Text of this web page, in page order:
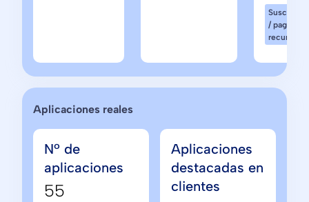
/ pago
recurrente
Aplicaciones reales
Nº de
aplicaciones
55
Aplicaciones
destacadas en
clientes